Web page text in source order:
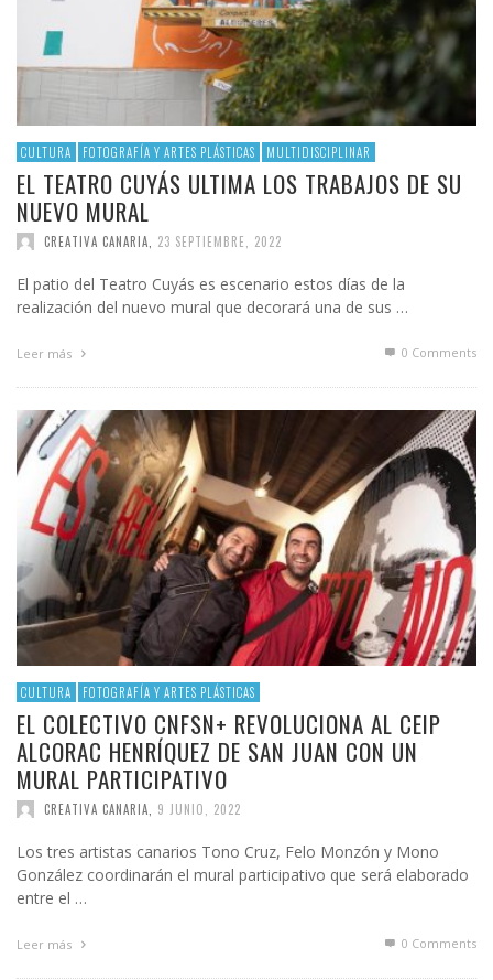
CULTURA FOTOGRAFÍA Y ARTES PLÁSTICAS MULTIDISCIPLINAR
EL TEATRO CUYÁS ULTIMA LOS TRABAJOS DE SU
NUEVO MURAL
CREATIVA CANARIA 23 SEPTIEMBRE, 2022
El patio del Teatro Cuyás es escenario estos días de la
realización del nuevo mural que decorará una de sus …
Leer más 0 Comments
CULTURA FOTOGRAFÍA Y ARTES PLÁSTICAS
EL COLECTIVO CNFSN+ REVOLUCIONA AL CEIP
ALCORAC HENRÍQUEZ DE SAN JUAN CON UN
MURAL PARTICIPATIVO
CREATIVA CANARIA 9 JUNIO, 2022
Los tres artistas canarios Tono Cruz, Felo Monzón y Mono
González coordinarán el mural participativo que será elaborado
entre el …
Leer más 0 Comments